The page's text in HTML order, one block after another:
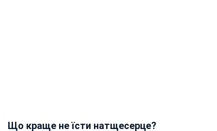
Що краще не їсти натщесерце?